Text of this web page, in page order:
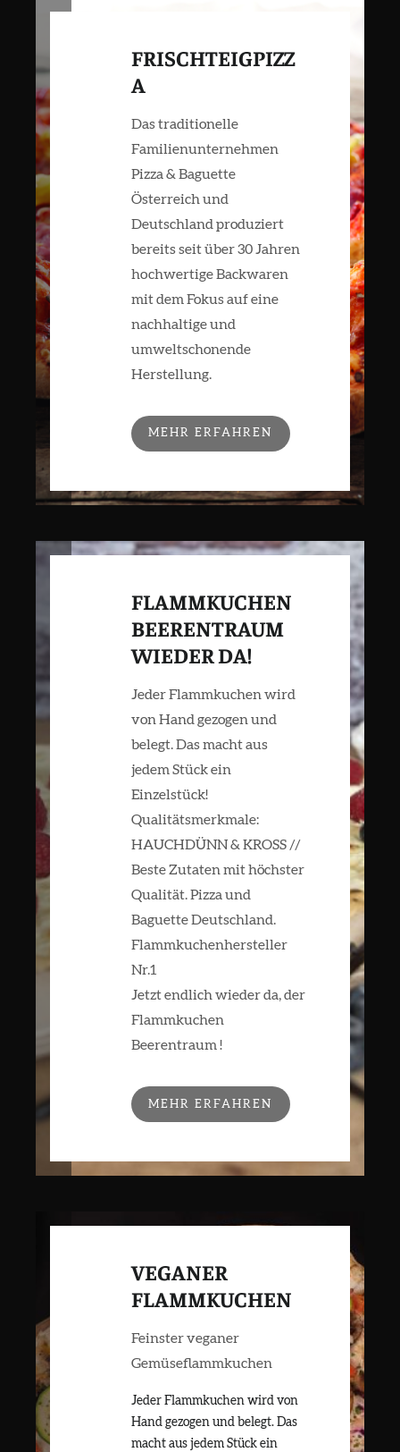
FRISCHTEIGPIZZ
A
Das traditionelle
Familienunternehmen
Pizza & Baguette
Österreich und
Deutschland produziert
bereits seit über 30 Jahren
hochwertige Backwaren
mit dem Fokus auf eine
nachhaltige und
umweltschonende
Herstellung.
MEHR ERFAHREN
FLAMMKUCHEN
BEERENTRAUM
WIEDER DA!
Jeder Flammkuchen wird
von Hand gezogen und
belegt. Das macht aus
jedem Stück ein
Einzelstück!
Qualitätsmerkmale:
HAUCHDÜNN & KROSS //
Beste Zutaten mit höchster
Qualität. Pizza und
Baguette Deutschland.
Flammkuchenhersteller
Nr.1
Jetzt endlich wieder da, der
Flammkuchen
Beerentraum !
MEHR ERFAHREN
VEGANER
FLAMMKUCHEN
Feinster veganer
Gemüseflammkuchen
Jeder Flammkuchen wird von
Hand gezogen und belegt. Das
macht aus jedem Stück ein